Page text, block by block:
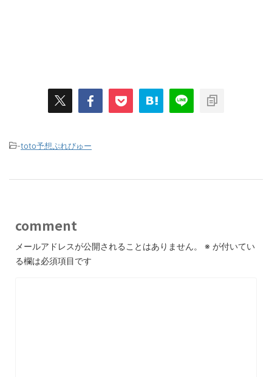
-toto予想ぷれびゅー
comment
メールアドレスが公開されることはありません。 ※ が付いてい
る欄は必須項目です